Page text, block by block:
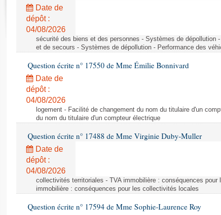
Rapports législatifs
Rapports sur l'application des lois
Baromètre de l’application des lois
Dossiers législatifs
Budget et sécurité sociale
Questions écrites et orales
Comptes rendus des débats
Date de
dépôt :
04/08/2026
sécurité des biens et des personnes - Systèmes de dépollution
et de secours - Systèmes de dépollution - Performance des
Question écrite n° 17550 de Mme Émilie Bonnivard
Date de
dépôt :
04/08/2026
logement - Facilité de changement du nom du titulaire d'un
du nom du titulaire d'un compteur électrique
Question écrite n° 17488 de Mme Virginie Duby-Muller
Date de
dépôt :
04/08/2026
collectivités territoriales - TVA immobilière : conséquences
immobilière : conséquences pour les collectivités locales
Question écrite n° 17594 de Mme Sophie-Laurence Roy